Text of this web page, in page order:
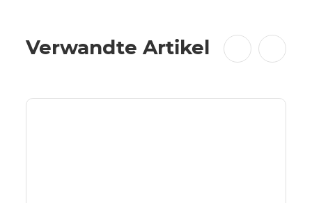
Verwandte Artikel